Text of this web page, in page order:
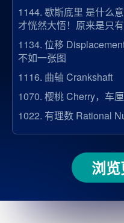
1144. 歇斯底里 是什么
才恍然大悟！原来是只
1134. 位移
不如一张图
1116. 曲轴 Crankshaft
1070. 樱桃 Cherry，车
1022. 有理数 Rational
浏